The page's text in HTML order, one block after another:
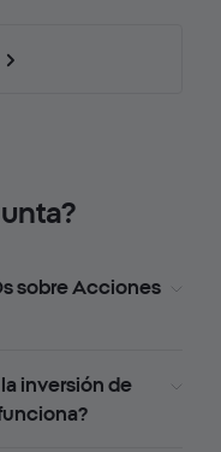
sobre Acciones
inversión de